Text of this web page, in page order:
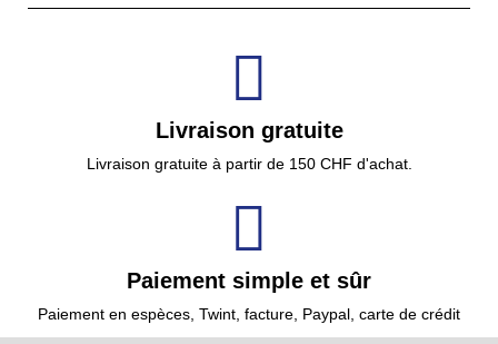
Livraison gratuite
Livraison gratuite à partir de 150 CHF d'achat.
Paiement simple et sûr
Paiement en espèces, Twint, facture, Paypal, carte de crédit